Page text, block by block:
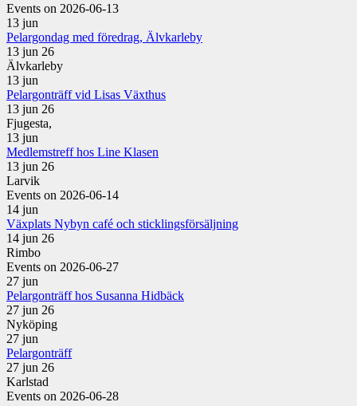
Events on 2026-06-13
13 jun
Pelargondag med föredrag, Älvkarleby
13 jun 26
Älvkarleby
13 jun
Pelargonträff vid Lisas Växthus
13 jun 26
Fjugesta,
13 jun
Medlemstreff hos Line Klasen
13 jun 26
Larvik
Events on 2026-06-14
14 jun
Växplats Nybyn café och sticklingsförsäljning
14 jun 26
Rimbo
Events on 2026-06-27
27 jun
Pelargonträff hos Susanna Hidbäck
27 jun 26
Nyköping
27 jun
Pelargonträff
27 jun 26
Karlstad
Events on 2026-06-28